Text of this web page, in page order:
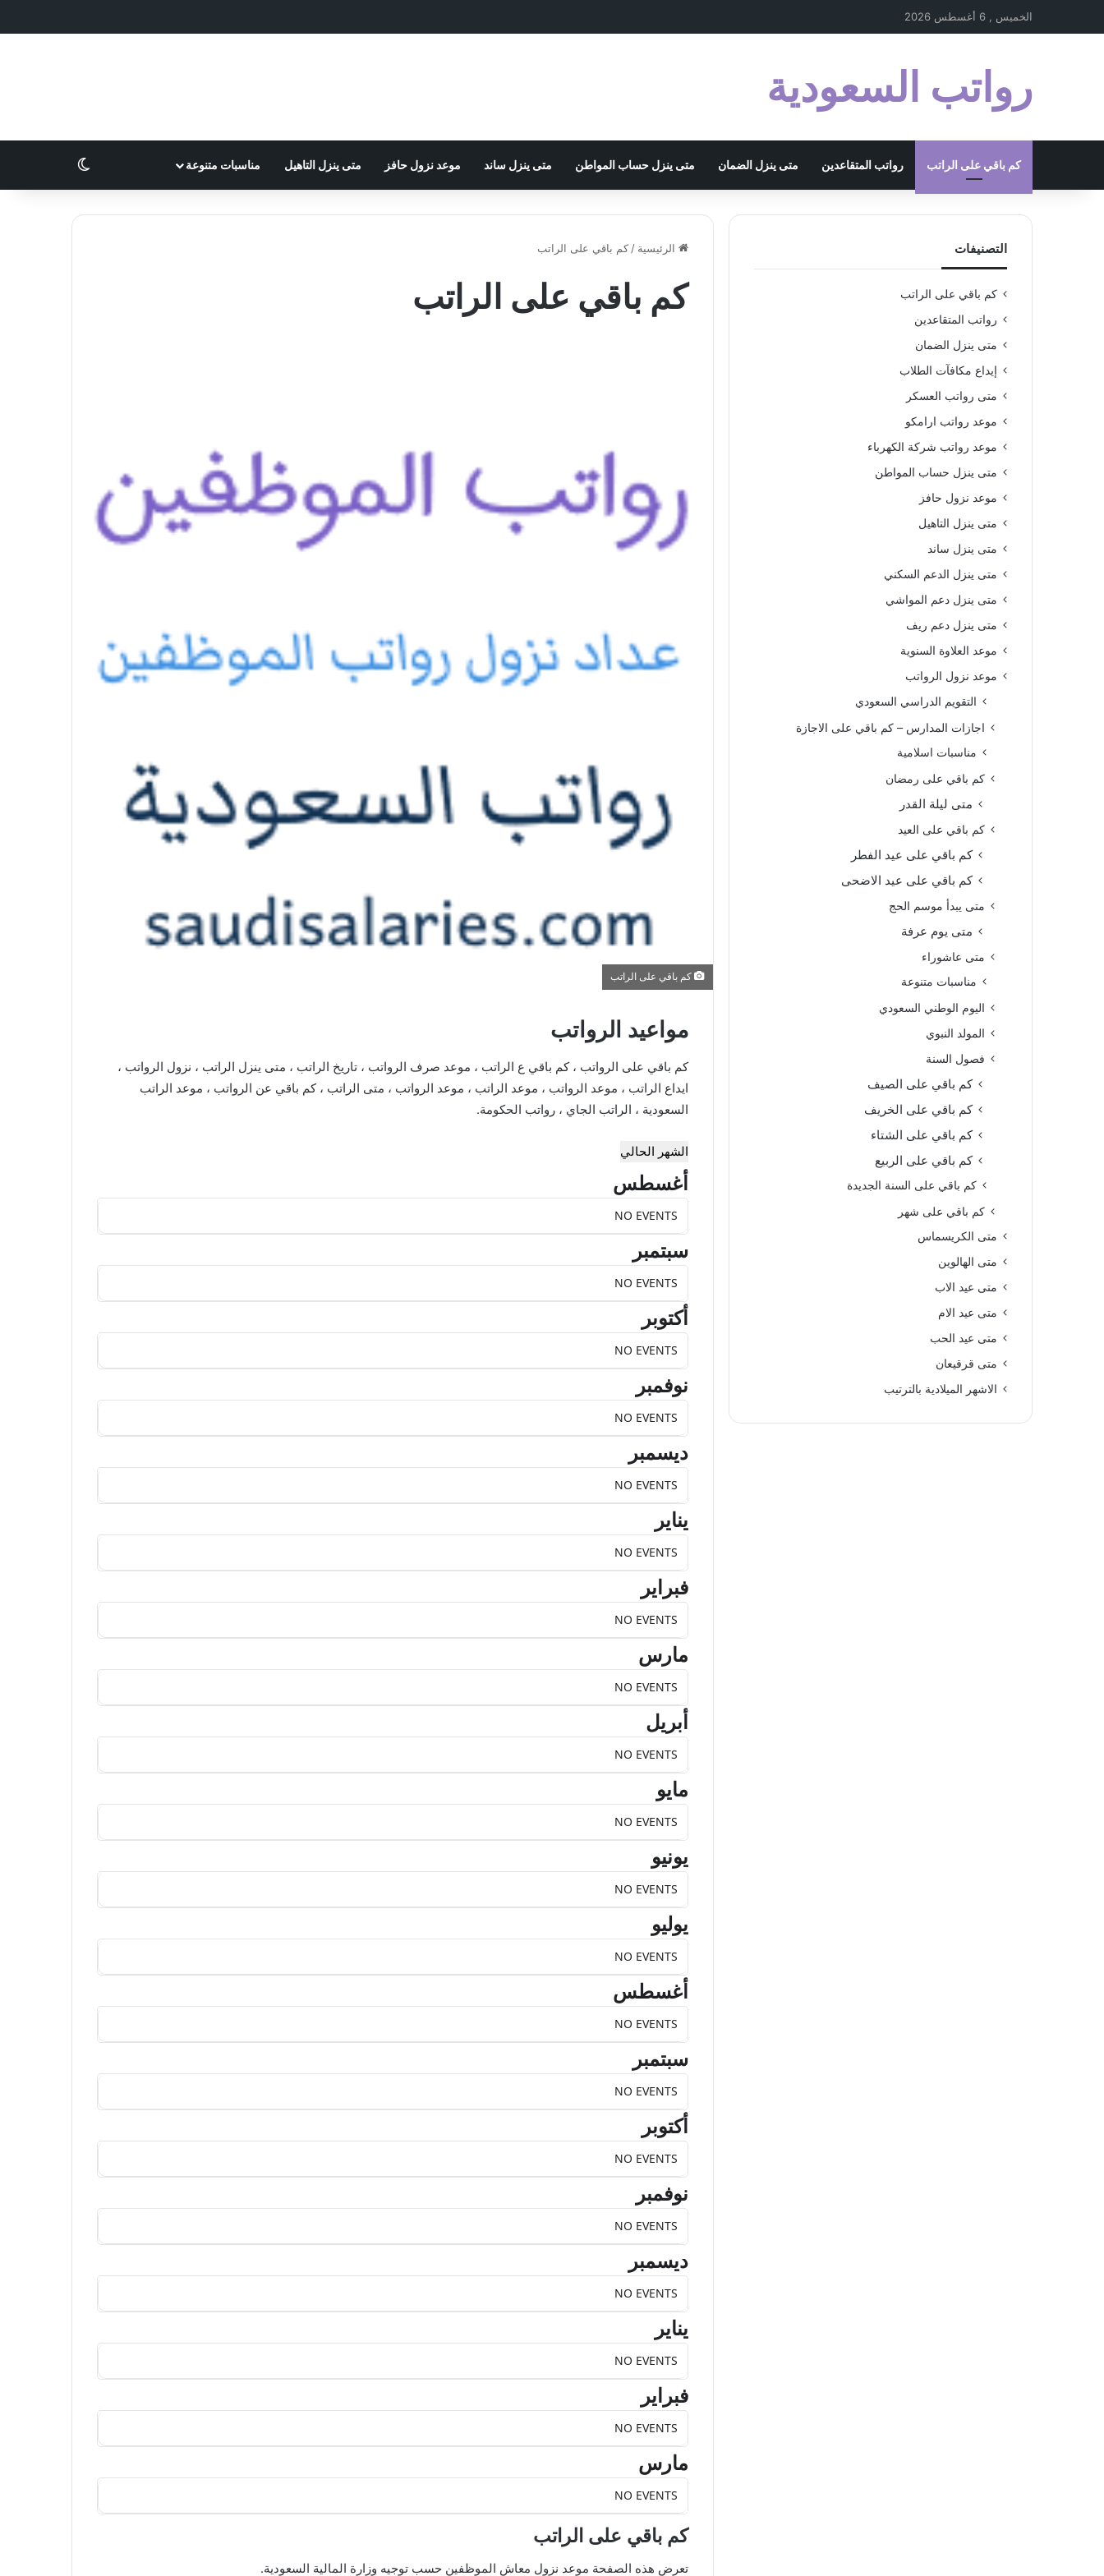
الخميس , 6 أغسطس 2026
رواتب السعودية
كم باقي على الراتب رواتب المتقاعدين متى ينزل الضمان متى ينزل حساب المواطن متى ينزل ساند موعد نزول حافز متى ينزل التاهيل مناسبات متنوعة الوضع المظلم
الرئيسية / كم باقي على الراتب
كم باقي على الراتب
كم باقي على الراتب
مواعيد الرواتب
كم باقي على الرواتب ، كم باقي ع الراتب ، موعد صرف الرواتب ، تاريخ الراتب ، متى ينزل الراتب ، نزول الرواتب ،
ايداع الراتب ، موعد الرواتب ، موعد الراتب ، موعد الرواتب ، متى الراتب ، كم باقي عن الرواتب ، موعد الراتب
السعودية ، الراتب الجاي ، رواتب الحكومة.
الشهر الحالي
أغسطس
NO EVENTS
سبتمبر
NO EVENTS
أكتوبر
NO EVENTS
نوفمبر
NO EVENTS
ديسمبر
NO EVENTS
يناير
NO EVENTS
فبراير
NO EVENTS
مارس
NO EVENTS
أبريل
NO EVENTS
مايو
NO EVENTS
يونيو
NO EVENTS
يوليو
NO EVENTS
أغسطس
NO EVENTS
سبتمبر
NO EVENTS
أكتوبر
NO EVENTS
نوفمبر
NO EVENTS
ديسمبر
NO EVENTS
يناير
NO EVENTS
فبراير
NO EVENTS
مارس
NO EVENTS
كم باقي على الراتب
تعرض هذه الصفحة موعد نزول معاش الموظفين حسب توجيه وزارة المالية السعودية.
التصنيفات
كم باقي على الراتب
رواتب المتقاعدين
متى ينزل الضمان
إيداع مكافآت الطلاب
متى رواتب العسكر
موعد رواتب ارامكو
موعد رواتب شركة الكهرباء
متى ينزل حساب المواطن
موعد نزول حافز
متى ينزل التاهيل
متى ينزل ساند
متى ينزل الدعم السكني
متى ينزل دعم المواشي
متى ينزل دعم ريف
موعد العلاوة السنوية
موعد نزول الرواتب
التقويم الدراسي السعودي
اجازات المدارس – كم باقي على الاجازة
مناسبات اسلامية
كم باقي على رمضان
متى ليلة القدر
كم باقي على العيد
كم باقي على عيد الفطر
كم باقي على عيد الاضحى
متى يبدأ موسم الحج
متى يوم عرفة
متى عاشوراء
مناسبات متنوعة
اليوم الوطني السعودي
المولد النبوي
فصول السنة
كم باقي على الصيف
كم باقي على الخريف
كم باقي على الشتاء
كم باقي على الربيع
كم باقي على السنة الجديدة
كم باقي على شهر
متى الكريسماس
متى الهالوين
متى عيد الاب
متى عيد الام
متى عيد الحب
متى قرقيعان
الاشهر الميلادية بالترتيب